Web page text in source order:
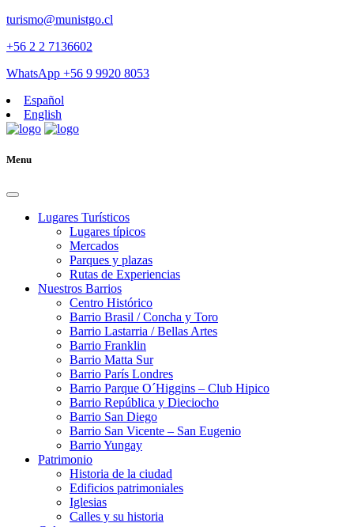
turismo@munistgo.cl
+56 2 2 7136602
WhatsApp +56 9 9920 8053
Español
English
Menu
Lugares Turísticos
Lugares tí­picos
Mercados
Parques y plazas
Rutas de Experiencias
Nuestros Barrios
Centro Histórico
Barrio Brasil / Concha y Toro
Barrio Lastarria / Bellas Artes
Barrio Franklin
Barrio Matta Sur
Barrio Parí­s Londres
Barrio Parque O´Higgins – Club Hipico
Barrio República y Dieciocho
Barrio San Diego
Barrio San Vicente – San Eugenio
Barrio Yungay
Patrimonio
Historia de la ciudad
Edificios patrimoniales
Iglesias
Calles y su historia